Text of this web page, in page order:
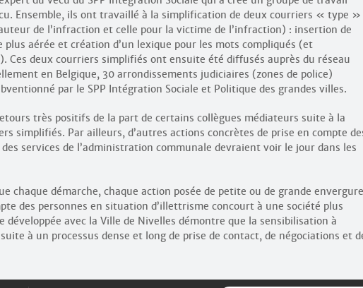
Ensemble, ils ont travaillé à la simplification de deux courriers « type »
de l’infraction et celle pour la victime de l’infraction) : insertion de
plus aérée et création d’un lexique pour les mots compliqués (et
Ces deux courriers simplifiés ont ensuite été diffusés auprès du réseau
en Belgique, 30 arrondissements judiciaires (zones de police)
par le SPP Intégration Sociale et Politique des grandes villes.
très positifs de la part de certains collègues médiateurs suite à la
simplifiés. Par ailleurs, d’autres actions concrètes de prise en compte
services de l’administration communale devraient voir le jour dans les
chaque démarche, chaque action posée de petite ou de grande envergure
des personnes en situation d’illettrisme concourt à une société plus
développée avec la Ville de Nivelles démontre que la sensibilisation à
à un processus dense et long de prise de contact, de négociations et